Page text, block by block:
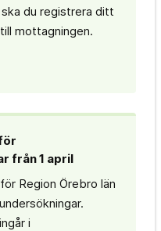
du registrera ditt
mottagningen.
från 1 april
Region Örebro län
i